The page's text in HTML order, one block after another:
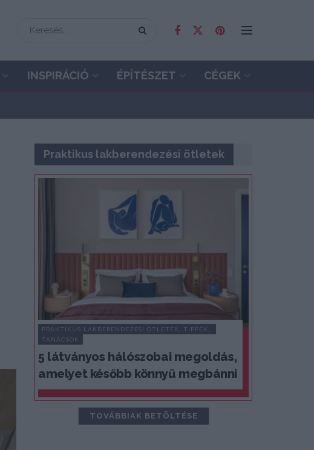
INSPIRÁCIÓ ÉPÍTÉSZET CÉGEK
Praktikus lakberendezési ötletek
PRAKTIKUS LAKBERENDEZÉSI ÖTLETEK, TIPPEK,
TANÁCSOK
5 látványos hálószobai megoldás,
amelyet később könnyű megbánni
TOVÁBBIAK BETÖLTÉSE